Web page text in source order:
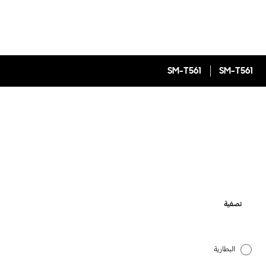
SM-T561
SM-T561
تصفية
البطارية